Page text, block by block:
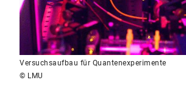
Versuchsaufbau für Quantenexperimente
© LMU